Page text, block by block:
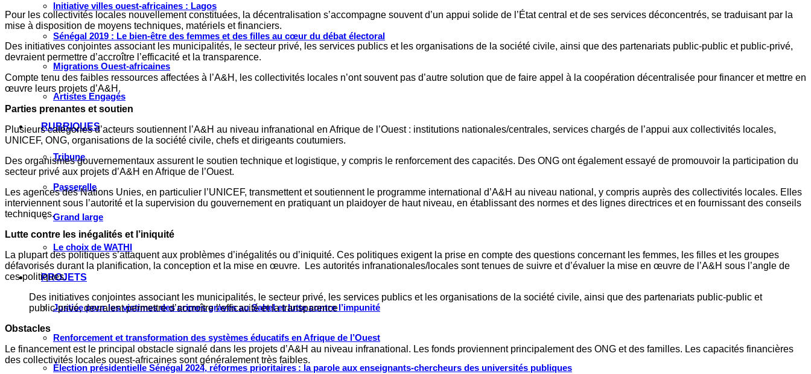
Initiative villes ouest-africaines : Lagos
Sénégal 2019 : Le bien-être des femmes et des filles au cœur du débat électoral
Migrations Ouest-africaines
Artistes Engagés
RUBRIQUES
Tribune
Passerelle
Grand large
Le choix de WATHI
PROJETS
Justice pour les victimes des crimes graves au Sahel et lutte contre l’impunité
Renforcement et transformation des systèmes éducatifs en Afrique de l’Ouest
Élection présidentielle Sénégal 2024, réformes prioritaires : la parole aux enseignants-chercheurs des universités publiques
Pour les collectivités locales nouvellement constituées, la décentralisation s’accompagne souvent d’un appui solide de l’État central et de ses services déconcentrés, se traduisant par la
mise à disposition de moyens techniques, matériels et financiers.
Des initiatives conjointes associant les municipalités, le secteur privé, les services publics et les organisations de la société civile, ainsi que des partenariats public-public et public-privé,
devraient permettre d’accroître l’efficacité et la transparence.
Compte tenu des faibles ressources affectées à l’A&H, les collectivités locales n’ont souvent pas d’autre solution que de faire appel à la coopération décentralisée pour financer et mettre en
œuvre leurs projets d’A&H.
Parties prenantes et soutien
Plusieurs catégories d’acteurs soutiennent l’A&H au niveau infranational en Afrique de l’Ouest : institutions nationales/centrales, services chargés de l’appui aux collectivités locales,
UNICEF, ONG, organisations de la société civile, chefs et dirigeants coutumiers.
Des organismes gouvernementaux assurent le soutien technique et logistique, y compris le renforcement des capacités. Des ONG ont également essayé de promouvoir la participation du
secteur privé aux projets d’A&H en Afrique de l’Ouest.
Les agences des Nations Unies, en particulier l’UNICEF, transmettent et soutiennent le programme international d’A&H au niveau national, y compris auprès des collectivités locales. Elles
interviennent sous l’autorité et la supervision du gouvernement en pratiquant un plaidoyer de haut niveau, en établissant des normes et des lignes directrices et en fournissant des conseils
techniques.
Lutte contre les inégalités et l’iniquité
La plupart des politiques s’attaquent aux problèmes d’inégalités ou d’iniquité. Ces politiques exigent la prise en compte des questions concernant les femmes, les filles et les groupes
défavorisés durant la planification, la conception et la mise en œuvre. Les autorités infranationales/locales sont tenues de suivre et d’évaluer la mise en œuvre de l’A&H sous l’angle de
ces politiques.
Des initiatives conjointes associant les municipalités, le secteur privé, les services publics et les organisations de la société civile, ainsi que des partenariats public-public et
public-privé, devraient permettre d’accroître l’efficacité et la transparence
Obstacles
Le financement est le principal obstacle signalé dans les projets d’A&H au niveau infranational. Les fonds proviennent principalement des ONG et des familles. Les capacités financières
des collectivités locales ouest-africaines sont généralement très faibles.